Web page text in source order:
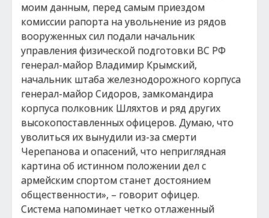
моим данным, перед самым приездом
комиссии рапорта на увольнение из рядов
вооруженных сил подали начальник
управления физической подготовки ВС РФ
генерал-майор Владимир Крымский,
начальник штаба железнодорожного корпуса
генерал-майор Сидоров, замкомандира
корпуса полковник Шляхтов и ряд других
высокопоставленных офицеров. Думаю, что
уволиться их вынудили из-за смерти
Черепанова и опасений, что неприглядная
картина об истинном положении дел с
армейским спортом станет достоянием
общественности», – говорит офицер.
Система напоминает четко отлаженный